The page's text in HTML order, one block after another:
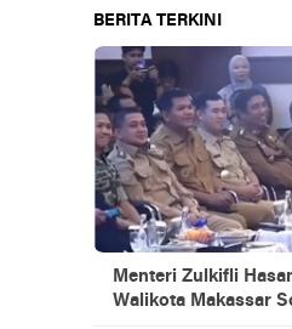
BERITA TERKINI
Menteri Zulkifli
Walikota Makassar